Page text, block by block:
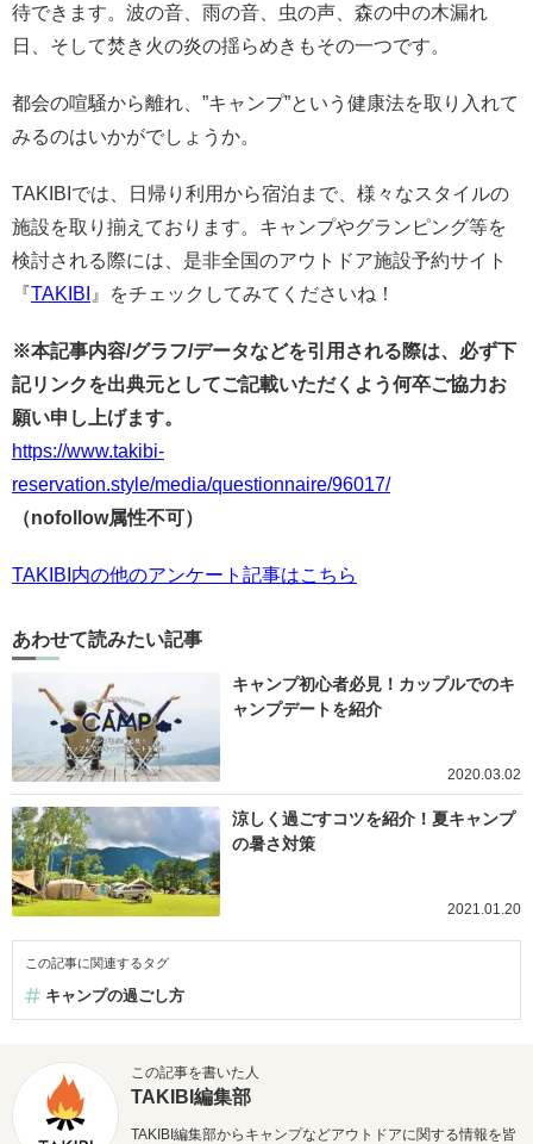
待できます。波の音、雨の音、虫の声、森の中の木漏れ
日、そして焚き火の炎の揺らめきもその一つです。
都会の喧騒から離れ、”キャンプ”という健康法を取り入れて
みるのはいかがでしょうか。
TAKIBIでは、日帰り利用から宿泊まで、様々なスタイルの
施設を取り揃えております。キャンプやグランピング等を
検討される際には、是非全国のアウトドア施設予約サイト
『TAKIBI 』をチェックしてみてくださいね！
※本記事内容/グラフ/データなどを引用される際は、必ず下
記リンクを出典元としてご記載いただくよう何卒ご協力お
願い申し上げます。
https://www.takibi-
reservation.style/media/questionnaire/96017/
（nofollow属性不可）
TAKIBI内の他のアンケート記事はこちら
あわせて読みたい記事
キャンプ初心者必見！カップルでのキ
ャンプデートを紹介
2020.03.02
涼しく過ごすコツを紹介！夏キャンプ
の暑さ対策
2021.01.20
この記事に関連するタグ
キャンプの過ごし方
この記事を書いた人
TAKIBI編集部
TAKIBI編集部からキャンプなどアウトドアに関する情報を皆